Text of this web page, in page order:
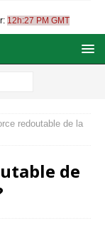
12h:27 PM GMT
redoutable de la
de